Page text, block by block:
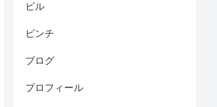
ビル
ピンチ
ブログ
プロフィール